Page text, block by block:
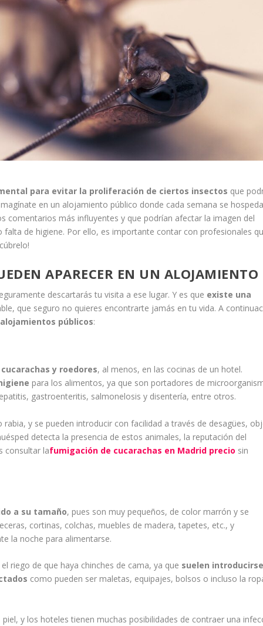
para evitar la proliferación de ciertos insectos que
en un alojamiento público donde cada semana se
comentarios más influyentes y que podrían afectar la imagen del
de higiene. Por ello, es importante contar con profesionales
APARECER EN UN ALOJAMIENTO
descartarás tu visita a ese lugar. Y es que existe una
que seguro no quieres encontrarte jamás en tu vida. A
públicos:
y roedores, al menos, en las cocinas de un hotel.
para los alimentos, ya que son portadores de
gastroenteritis, salmonelosis y disentería, entre otros.
y se pueden introducir con facilidad a través de desagües,
detecta la presencia de estos animales, la reputación del
consultar lafumigación de cucarachas en Madrid precio sin
a su tamaño, pues son muy pequeños, de color marrón y se
cortinas, colchas, muebles de madera, tapetes, etc., y
la noche para alimentarse.
riego de que haya chinches de cama, ya que suelen
como pueden ser maletas, equipajes, bolsos o incluso la
y los hoteles tienen muchas posibilidades de contraer una